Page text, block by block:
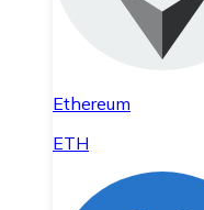
Ethereum
ETH